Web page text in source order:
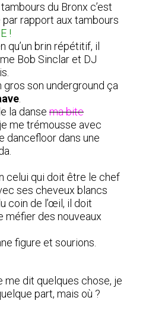
du Bronx c’est
par rapport aux tambours
!
qu’un brin répétitif, il
Bob Sinclar et DJ
gros son underground ça
la danse ma bite
me trémousse avec
dancefloor dans une
celui qui doit être le chef
ses cheveux blancs
coin de l’œil, il doit
méfier des nouveaux
figure et sourions.
me dit quelques chose, je
part, mais où ?